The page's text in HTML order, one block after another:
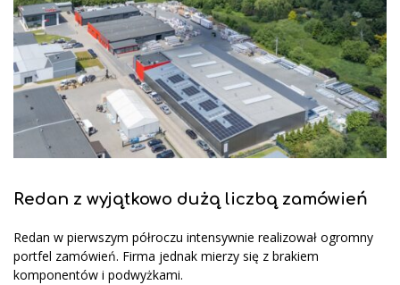
Redan z wyjątkowo dużą liczbą zamówień
Redan w pierwszym półroczu intensywnie realizował ogromny
portfel zamówień. Firma jednak mierzy się z brakiem
komponentów i podwyżkami.